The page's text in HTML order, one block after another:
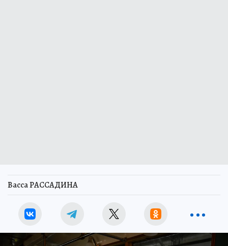
Васса РАССАДИНА